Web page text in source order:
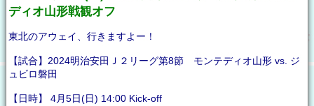
ディオ山形戦観オフ
東北のアウェイ、行きますよー！
【試合】2024明治安田Ｊ２リーグ第8節 モンテディオ山形 vs. ジ
ュビロ磐田
【日時】 4月5日(日) 14:00 Kick-off